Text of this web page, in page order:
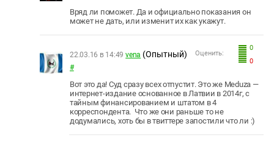
Вряд ли поможет. Да и официально показания он
может не дать, или изменит их как укажут.
0
0
Оценить:
22.03.16 в 14:49 vena (Опытный)
#
Вот это да! Суд сразу всех отпустит. Это же Meduza —
интернет-издание основанное в Латвии в 2014г, с
тайным финансированием и штатом в 4
корреспондента. Что же они раньше то не
додумались, хоть бы в твиттере запостили что ли :)